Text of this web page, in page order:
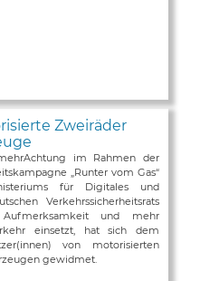
Zweiräder
im Rahmen der
„Runter vom Gas“
für Digitales und
Verkehrssicherheitsrats
und mehr
einsetzt, hat sich dem
von motorisierten
gewidmet.